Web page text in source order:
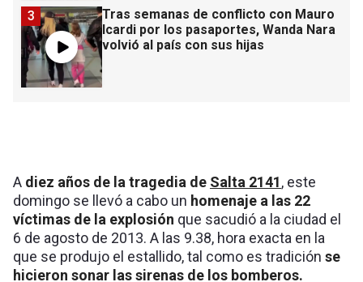
Tras semanas de conflicto con Mauro
Icardi por los pasaportes, Wanda Nara
volvió al país con sus hijas
3
A diez años de la tragedia de Salta 2141, este
domingo se llevó a cabo un homenaje a las 22
víctimas de la explosión que sacudió a la ciudad el
6 de agosto de 2013. A las 9.38, hora exacta en la
que se produjo el estallido, tal como es tradición se
hicieron sonar las sirenas de los bomberos.